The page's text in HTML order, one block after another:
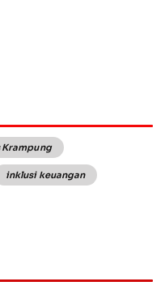
Krampung
inklusi keuangan